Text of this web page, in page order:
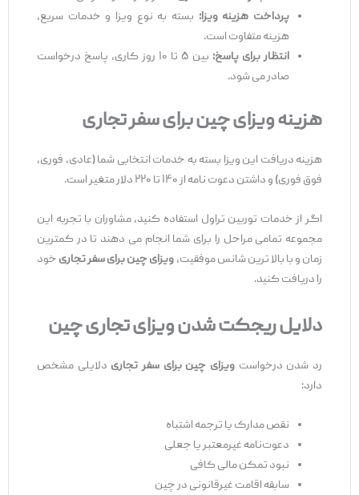
پرداخت هزینه ویزا:بسته به نوع ویزا و خدمات سریع،
هزینه متفاوت است.
انتظار برای پاسخ:
بین ۵ تا ۱۰ روز کاری، پاسخ درخواست
صادر می ‌شود.
هزینه ویزای چین برای سفر تجاری
هزینه دریافت این ویزا بسته به خدمات انتخابی شما (عادی، فوری،
فوق ‌فوری) و داشتن دعوت ‌نامه از ۱۴۰ تا ۲۲۰ دلار متغیر است.
اگر از خدمات توربین تراول استفاده کنید، مشاوران با تجربه این
مجموعه تمامی مراحل را برای شما انجام می ‌دهند تا در کمترین
زمان و با بالا ترین شانس موفقیت،ویزای چین برای سفر تجاریخود
را دریافت کنید.
دلایل ریجکت شدن ویزای تجاری چین
رد شدن درخواستویزای چین برای سفر تجاریدلایلی مشخص
دارد:
نقص مدارک یا ترجمه اشتباه
دعوت‌نامه غیرمعتبر یا جعلی
نبود تمکن مالی کافی
سابقه اقامت غیرقانونی در چین